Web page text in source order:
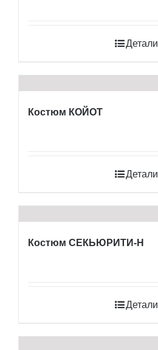
Детали
Костюм КОЙОТ
Детали
Костюм СЕКЬЮРИТИ-Н
Детали